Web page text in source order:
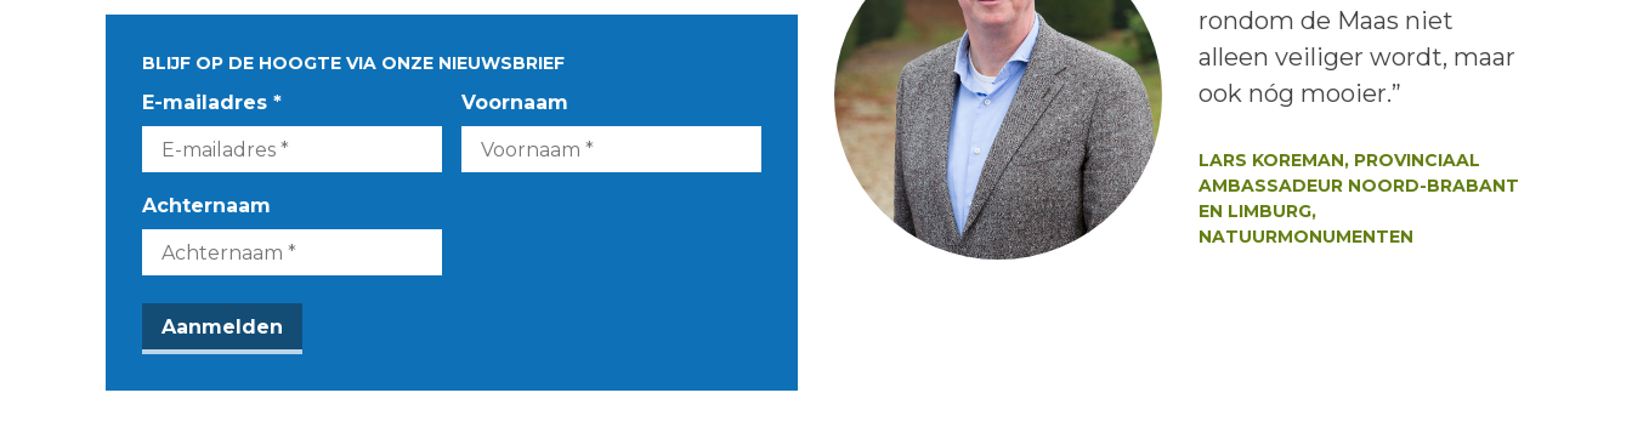
BLIJF OP DE HOOGTE VIA ONZE NIEUWSBRIEF
E-mailadres * Voornaam
Achternaam
rondom de Maas niet
alleen veiliger wordt, maar
ook nóg mooier.”
LARS KOREMAN, PROVINCIAAL
AMBASSADEUR NOORD-BRABANT
EN LIMBURG,
NATUURMONUMENTEN